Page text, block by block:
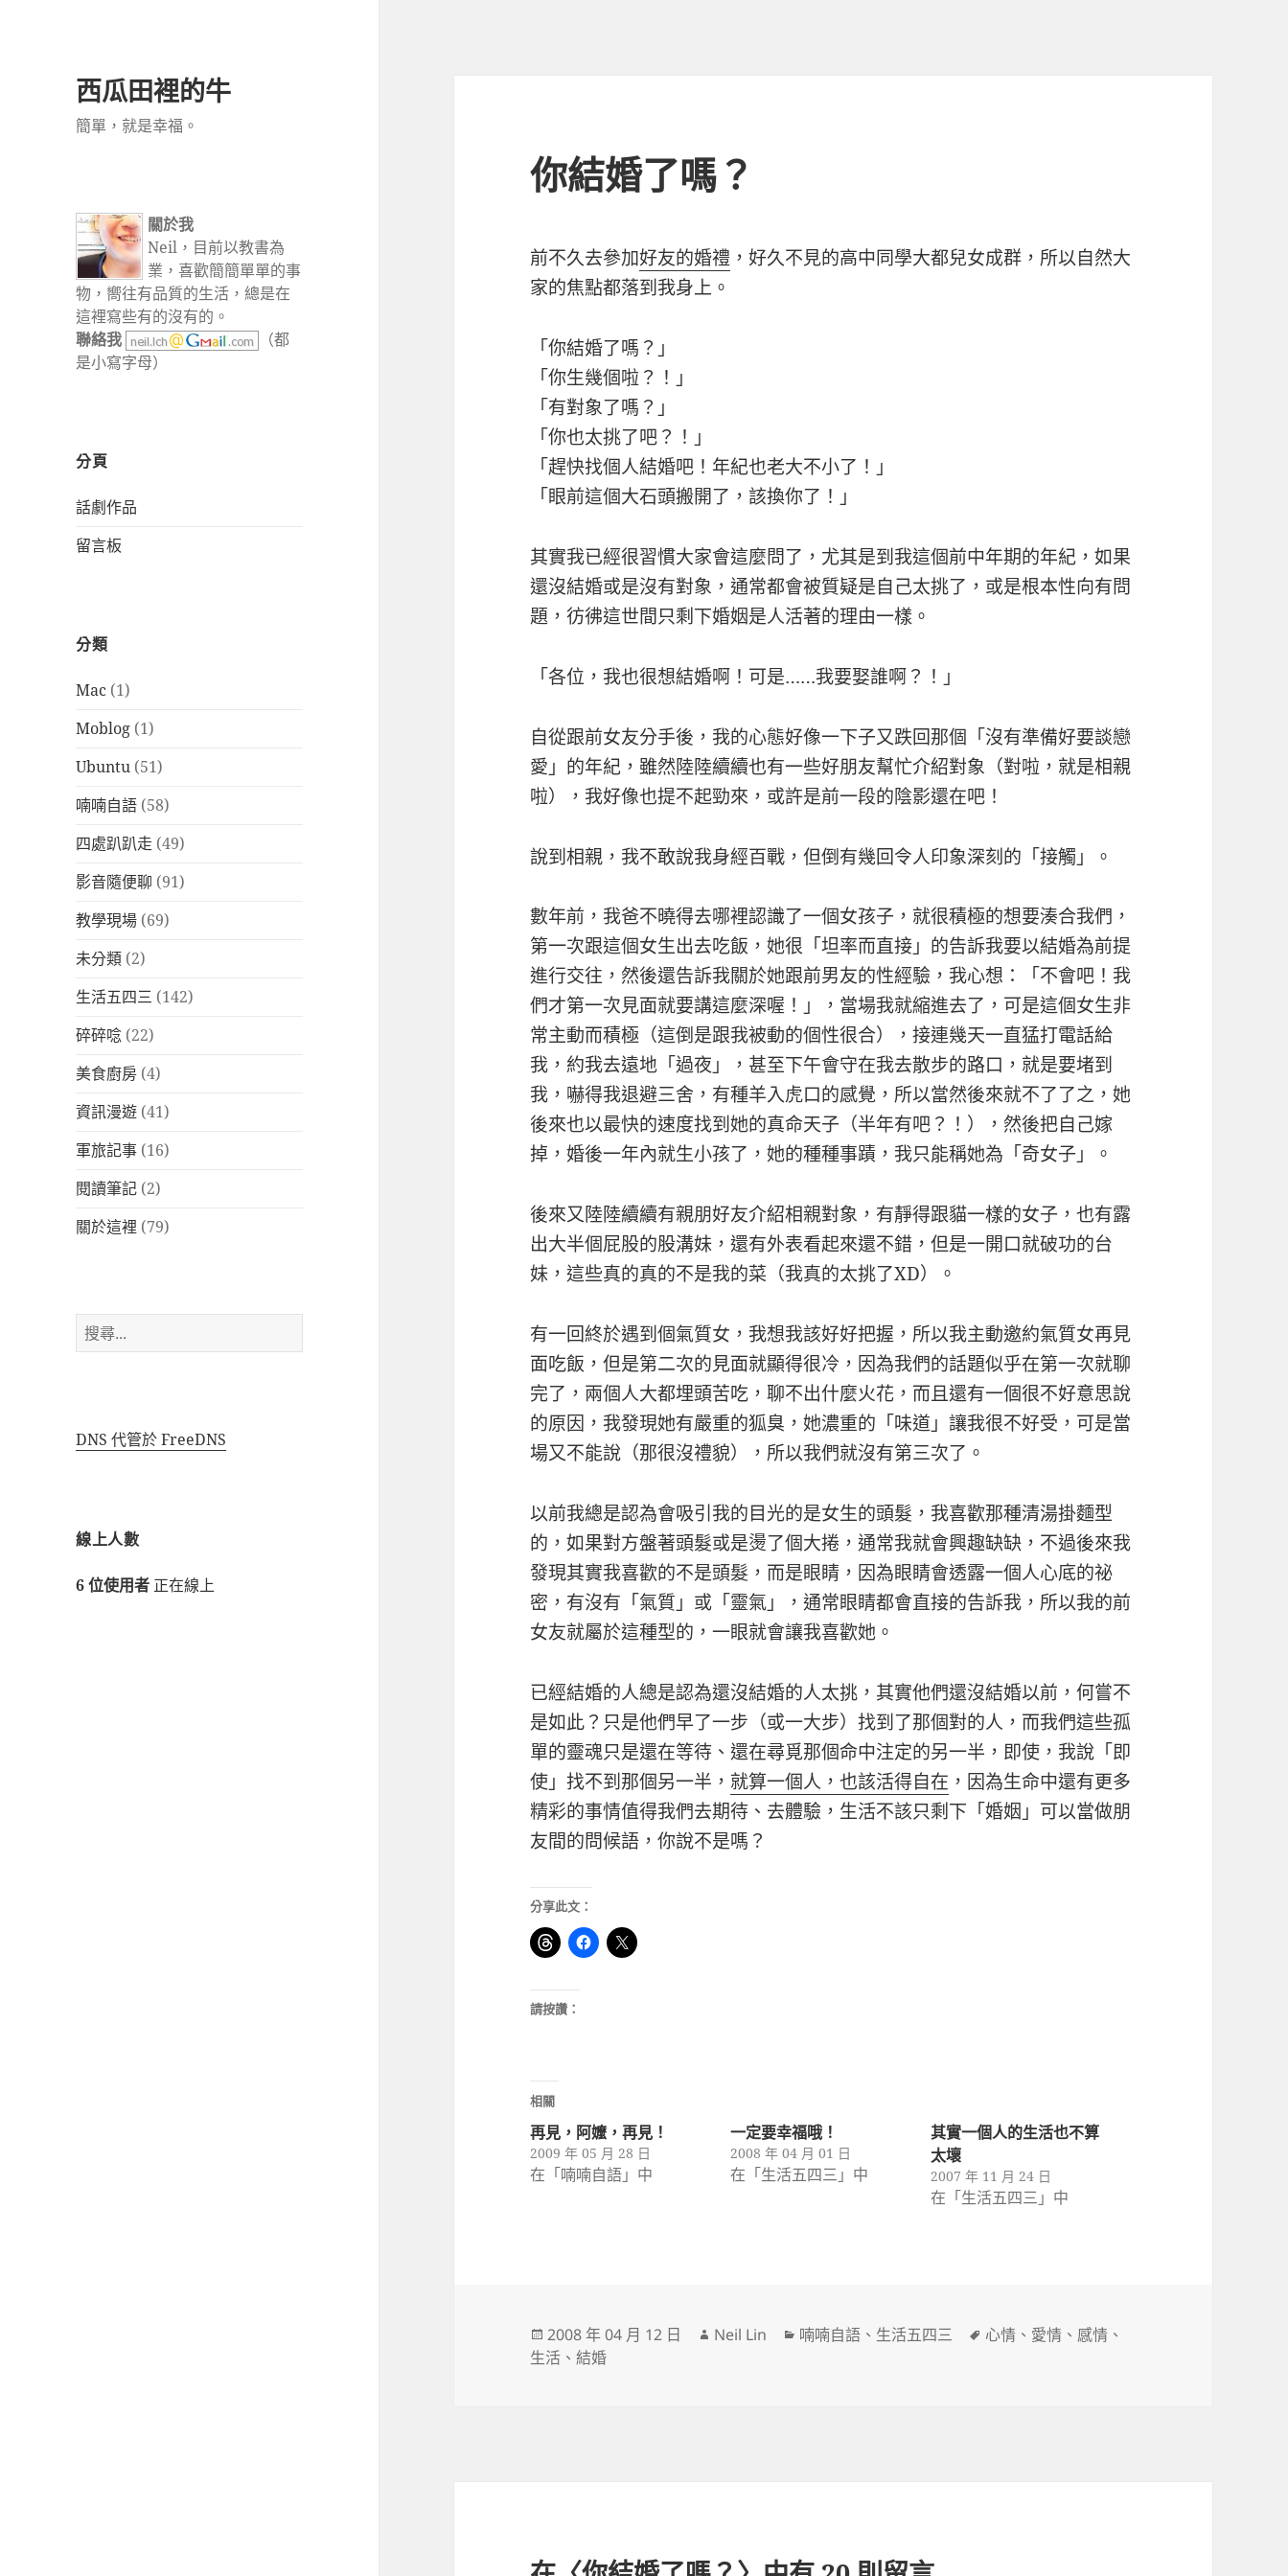
西瓜田裡的牛
簡單，就是幸福。
關於我
Neil，目前以教書為
業，喜歡簡簡單單的事
物，嚮往有品質的生活，總是在
這裡寫些有的沒有的。
聯絡我
（都
是小寫字母）
分頁
話劇作品
留言板
分類
Mac (1)
Moblog (1)
Ubuntu (51)
喃喃自語 (58)
四處趴趴走 (49)
影音隨便聊 (91)
教學現場 (69)
未分類 (2)
生活五四三 (142)
碎碎唸 (22)
美食廚房 (4)
資訊漫遊 (41)
軍旅記事 (16)
閱讀筆記 (2)
關於這裡 (79)
搜
尋
DNS 代管於 FreeDNS
線上人數
6 位使用者 正在線上
你結婚了嗎？
前不久去參加好友的婚禮 ，好久不見的高中同學大都兒女成群，所以自然大
家的焦點都落到我身上。
「你結婚了嗎？」
「你生幾個啦？！」
「有對象了嗎？」
「你也太挑了吧？！」
「趕快找個人結婚吧！年紀也老大不小了！」
「眼前這個大石頭搬開了，該換你了！」
其實我已經很習慣大家會這麼問了，尤其是到我這個前中年期的年紀，如果
還沒結婚或是沒有對象，通常都會被質疑是自己太挑了，或是根本性向有問
題，彷彿這世間只剩下婚姻是人活著的理由一樣。
「各位，我也很想結婚啊！可是……我要娶誰啊？！」
自從跟前女友分手後，我的心態好像一下子又跌回那個「沒有準備好要談戀
愛」的年紀，雖然陸陸續續也有一些好朋友幫忙介紹對象（對啦，就是相親
啦），我好像也提不起勁來，或許是前一段的陰影還在吧！
說到相親，我不敢說我身經百戰，但倒有幾回令人印象深刻的「接觸」。
數年前，我爸不曉得去哪裡認識了一個女孩子，就很積極的想要湊合我們，
第一次跟這個女生出去吃飯，她很「坦率而直接」的告訴我要以結婚為前提
進行交往，然後還告訴我關於她跟前男友的性經驗，我心想：「不會吧！我
們才第一次見面就要講這麼深喔！」，當場我就縮進去了，可是這個女生非
常主動而積極（這倒是跟我被動的個性很合），接連幾天一直猛打電話給
我，約我去遠地「過夜」，甚至下午會守在我去散步的路口，就是要堵到
我，嚇得我退避三舍，有種羊入虎口的感覺，所以當然後來就不了了之，她
後來也以最快的速度找到她的真命天子（半年有吧？！），然後把自己嫁
掉，婚後一年內就生小孩了，她的種種事蹟，我只能稱她為「奇女子」。
後來又陸陸續續有親朋好友介紹相親對象，有靜得跟貓一樣的女子，也有露
出大半個屁股的股溝妹，還有外表看起來還不錯，但是一開口就破功的台
妹，這些真的真的不是我的菜（我真的太挑了XD）。
有一回終於遇到個氣質女，我想我該好好把握，所以我主動邀約氣質女再見
面吃飯，但是第二次的見面就顯得很冷，因為我們的話題似乎在第一次就聊
完了，兩個人大都埋頭苦吃，聊不出什麼火花，而且還有一個很不好意思說
的原因，我發現她有嚴重的狐臭，她濃重的「味道」讓我很不好受，可是當
場又不能說（那很沒禮貌），所以我們就沒有第三次了。
以前我總是認為會吸引我的目光的是女生的頭髮，我喜歡那種清湯掛麵型
的，如果對方盤著頭髮或是燙了個大捲，通常我就會興趣缺缺，不過後來我
發現其實我喜歡的不是頭髮，而是眼睛，因為眼睛會透露一個人心底的祕
密，有沒有「氣質」或「靈氣」，通常眼睛都會直接的告訴我，所以我的前
女友就屬於這種型的，一眼就會讓我喜歡她。
已經結婚的人總是認為還沒結婚的人太挑，其實他們還沒結婚以前，何嘗不
是如此？只是他們早了一步（或一大步）找到了那個對的人，而我們這些孤
單的靈魂只是還在等待、還在尋覓那個命中注定的另一半，即使，我說「即
使」找不到那個另一半， 就算一個人，也該活得自在 ，因為生命中還有更多
精彩的事情值得我們去期待、去體驗，生活不該只剩下「婚姻」可以當做朋
友間的問候語，你說不是嗎？
分享此文：
請按讚：
相關
再見，阿嬤，再見！
2009 年 05 月 28 日
在「喃喃自語」中
一定要幸福哦！
2008 年 04 月 01 日
在「生活五四三」中
其實一個人的生活也不算
太壞
2007 年 11 月 24 日
在「生活五四三」中
發
佈
2008 年 04 月 12 日
作
Neil Lin
分
喃喃自語 、 生活五四三
標
心情 、 愛情 、 感情 、
生活 、結婚